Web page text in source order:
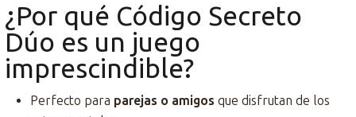
¿Por qué Código Secreto
Dúo es un juego
imprescindible?
Perfecto para parejas o amigos que disfrutan de los